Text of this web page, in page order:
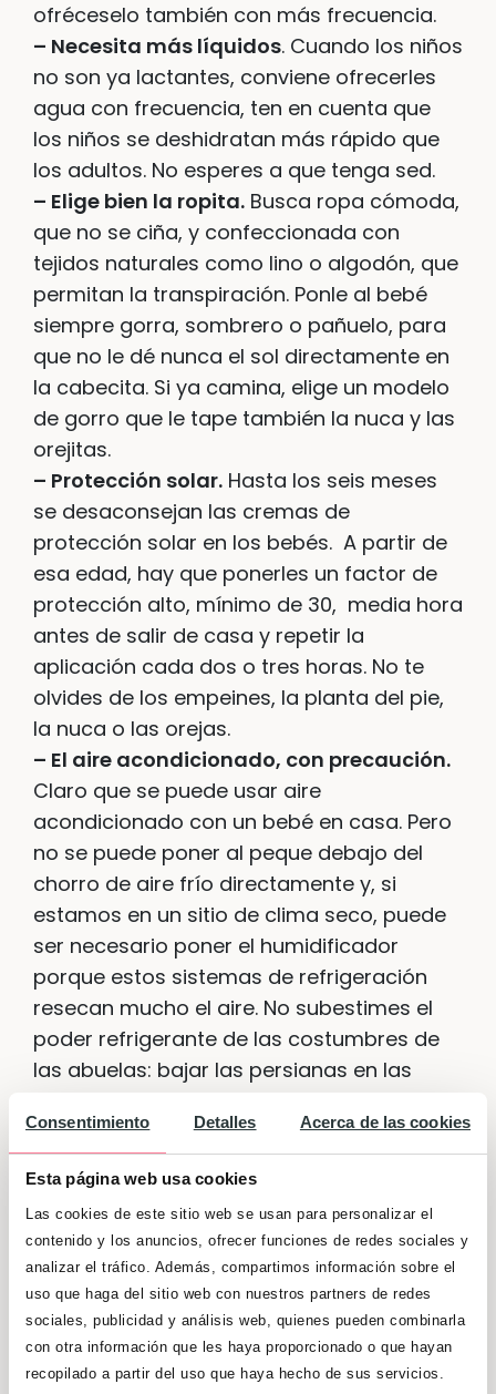
Consentimiento Detalles Acerca de las cookies
Esta página web usa cookies
Las cookies de este sitio web se usan para personalizar el
contenido y los anuncios, ofrecer funciones de redes sociales y
analizar el tráfico. Además, compartimos información sobre el
uso que haga del sitio web con nuestros partners de redes
sociales, publicidad y análisis web, quienes pueden combinarla
con otra información que les haya proporcionado o que hayan
recopilado a partir del uso que haya hecho de sus servicios.
ofréceselo también con más frecuencia.
– Necesita más líquidos. Cuando los niños
no son ya lactantes, conviene ofrecerles
agua con frecuencia, ten en cuenta que
los niños se deshidratan más rápido que
los adultos. No esperes a que tenga sed.
– Elige bien la ropita. Busca ropa cómoda,
que no se ciña, y confeccionada con
tejidos naturales como lino o algodón, que
permitan la transpiración. Ponle al bebé
siempre gorra, sombrero o pañuelo, para
que no le dé nunca el sol directamente en
la cabecita. Si ya camina, elige un modelo
de gorro que le tape también la nuca y las
orejitas.
– Protección solar. Hasta los seis meses
se desaconsejan las cremas de
protección solar en los bebés. A partir de
esa edad, hay que ponerles un factor de
protección alto, mínimo de 30, media hora
antes de salir de casa y repetir la
aplicación cada dos o tres horas. No te
olvides de los empeines, la planta del pie,
la nuca o las orejas.
– El aire acondicionado, con precaución.
Claro que se puede usar aire
acondicionado con un bebé en casa. Pero
no se puede poner al peque debajo del
chorro de aire frío directamente y, si
estamos en un sitio de clima seco, puede
ser necesario poner el humidificador
porque estos sistemas de refrigeración
resecan mucho el aire. No subestimes el
poder refrigerante de las costumbres de
las abuelas: bajar las persianas en las
refresca, mojar el suelo de la terraza o el
balcón…
– Al agua, patos. Los niños pequeños
tienen en la piscina un aliado
imprescindible en la lucha contra el calor.
Los bebés no necesitan grandes
cantidades de agua: en casa, podemos
poner basta una piscinita hinchable o la
bañerita en la terraza, con unos juguetillos